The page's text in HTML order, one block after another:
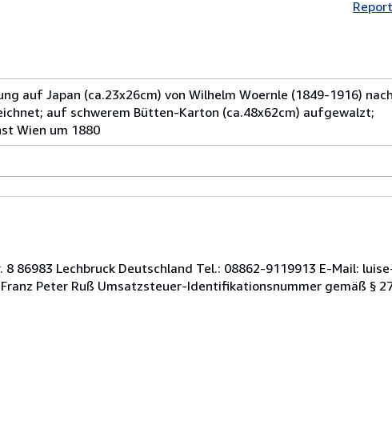
auf Japan (ca.23x26cm) von Wilhelm Woernle (1849-1916) nach
auf schwerem Bütten-Karton (ca.48x62cm) aufgewalzt;
Wien um 1880
86983 Lechbruck Deutschland Tel.: 08862-9119913 E-Mail:
Peter Ruß Umsatzsteuer-Identifikationsnummer gemäß §